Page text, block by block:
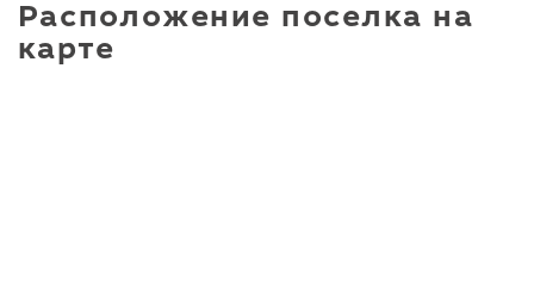
Расположение поселка на
карте